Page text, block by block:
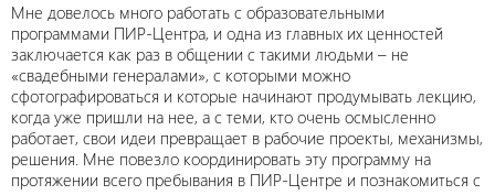
Мне довелось много работать с образовательными
программами ПИР-Центра, и одна из главных их ценностей
заключается как раз в общении с такими людьми – не
«свадебными генералами», с которыми можно
сфотографироваться и которые начинают продумывать лекцию,
когда уже пришли на нее, а с теми, кто очень осмысленно
работает, свои идеи превращает в рабочие проекты, механизмы,
решения. Мне повезло координировать эту программу на
протяжении всего пребывания в ПИР-Центре и познакомиться с